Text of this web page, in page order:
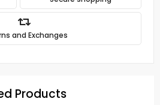
and Exchanges
Products